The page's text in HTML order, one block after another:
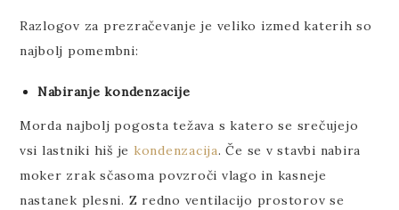
Razlogov za prezračevanje je veliko izmed katerih so
najbolj pomembni:
Nabiranje kondenzacije
Morda najbolj pogosta težava s katero se srečujejo
vsi lastniki hiš je kondenzacija. Če se v stavbi nabira
moker zrak sčasoma povzroči vlago in kasneje
nastanek plesni. Z redno ventilacijo prostorov se